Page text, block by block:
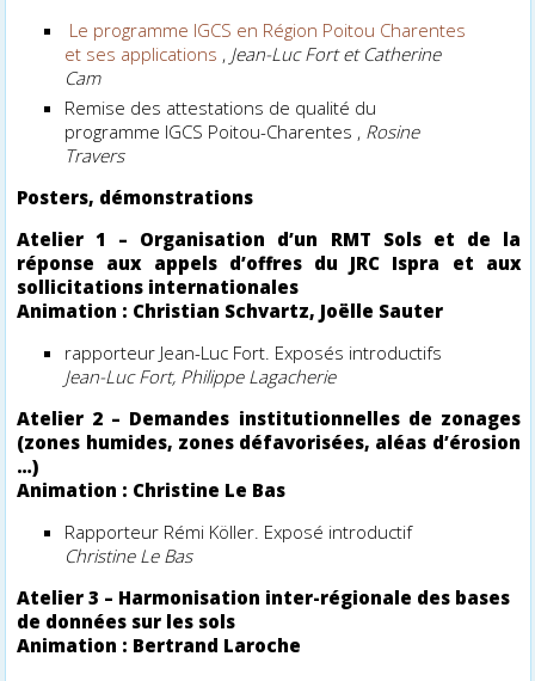
Le programme IGCS en Région Poitou Charentes
et ses applications , Jean-Luc Fort et Catherine
Cam
Remise des attestations de qualité du
programme IGCS Poitou-Charentes , Rosine
Travers
Posters, démonstrations
Atelier 1 – Organisation d’un RMT Sols et de la
réponse aux appels d’offres du JRC Ispra et aux
sollicitations internationales
Animation : Christian Schvartz, Joëlle Sauter
rapporteur Jean-Luc Fort. Exposés introductifs
Jean-Luc Fort, PhilippeLagacherie
Atelier 2 – Demandes institutionnelles de zonages
(zones humides, zones défavorisées, aléas d’érosion
…)
Animation : Christine Le Bas
Rapporteur Rémi Köller. Exposé introductif
Christine Le Bas
Atelier 3 – Harmonisation inter-régionale des bases
de données sur les sols
Animation : Bertrand Laroche